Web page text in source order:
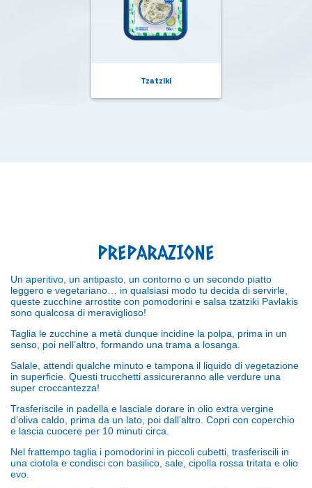
Tzatziki
PREPARAZIONE
Un aperitivo, un antipasto, un contorno o un secondo piatto
leggero e vegetariano… in qualsiasi modo tu decida di servirle,
queste zucchine arrostite con pomodorini e salsa tzatziki Pavlakis
sono qualcosa di meraviglioso!
Taglia le zucchine a metà dunque incidine la polpa, prima in un
senso, poi nell’altro, formando una trama a losanga.
Salale, attendi qualche minuto e tampona il liquido di vegetazione
in superficie. Questi trucchetti assicureranno alle verdure una
super croccantezza!
Trasferiscile in padella e lasciale dorare in olio extra vergine
d’oliva caldo, prima da un lato, poi dall’altro. Copri con coperchio
e lascia cuocere per 10 minuti circa.
Nel frattempo taglia i pomodorini in piccoli cubetti, trasferiscili in
una ciotola e condisci con basilico, sale, cipolla rossa tritata e olio
evo.